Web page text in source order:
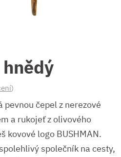
)
pevnou čepel z nerezové
a rukojeť z olivového
kovové logo BUSHMAN.
společník na cesty,